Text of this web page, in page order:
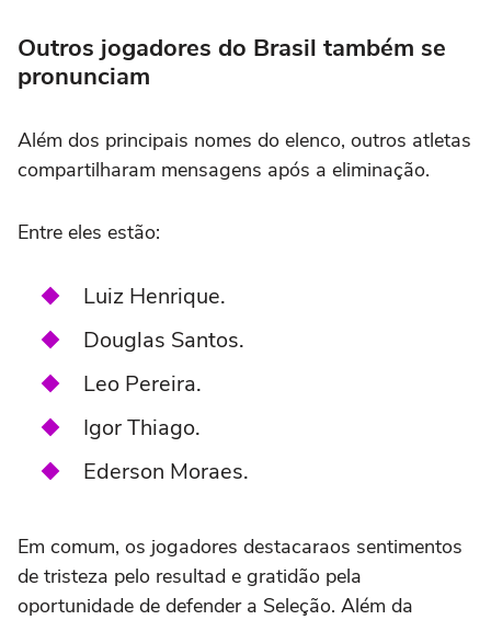
Outros jogadores do Brasil também se
pronunciam
Além dos principais nomes do elenco, outros atletas
compartilharam mensagens após a eliminação.
Entre eles estão:
Luiz Henrique.
Douglas Santos.
Leo Pereira.
Igor Thiago.
Ederson Moraes.
Em comum, os jogadores destacaraos sentimentos
de tristeza pelo resultad e gratidão pela
oportunidade de defender a Seleção. Além da